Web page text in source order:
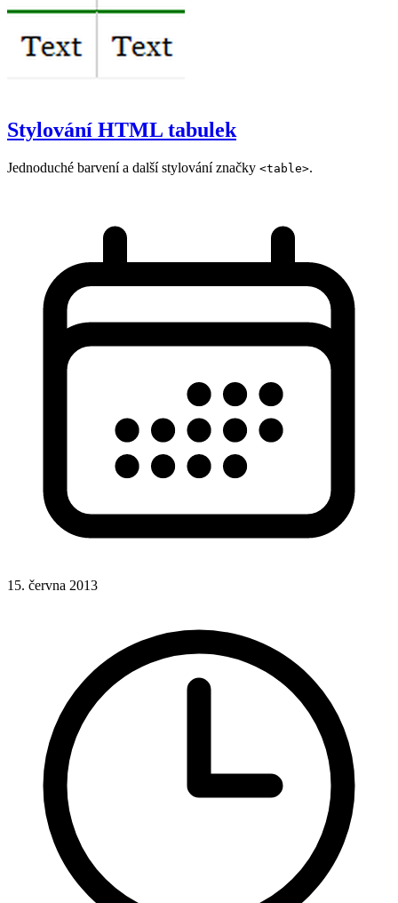
Stylování HTML tabulek
Jednoduché barvení a další stylování značky <table>.
15. června 2013